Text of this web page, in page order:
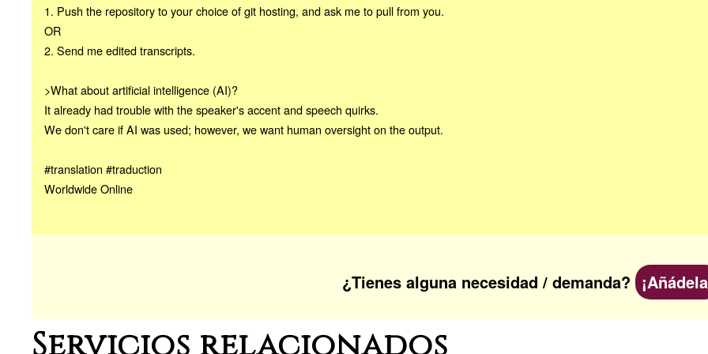
1. Push the repository to your choice of git hosting, and ask me to pull from you.
OR
2. Send me edited transcripts.
>What about artificial intelligence (AI)?
It already had trouble with the speaker's accent and speech quirks.
We don't care if AI was used; however, we want human oversight on the output.
#translation #traduction
Worldwide Online
¿Tienes alguna necesidad / demanda?